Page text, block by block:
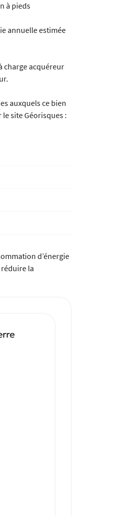
à pieds
annuelle estimée
charge acquéreur
auxquels ce bien
site Géorisques :
d’énergie
la